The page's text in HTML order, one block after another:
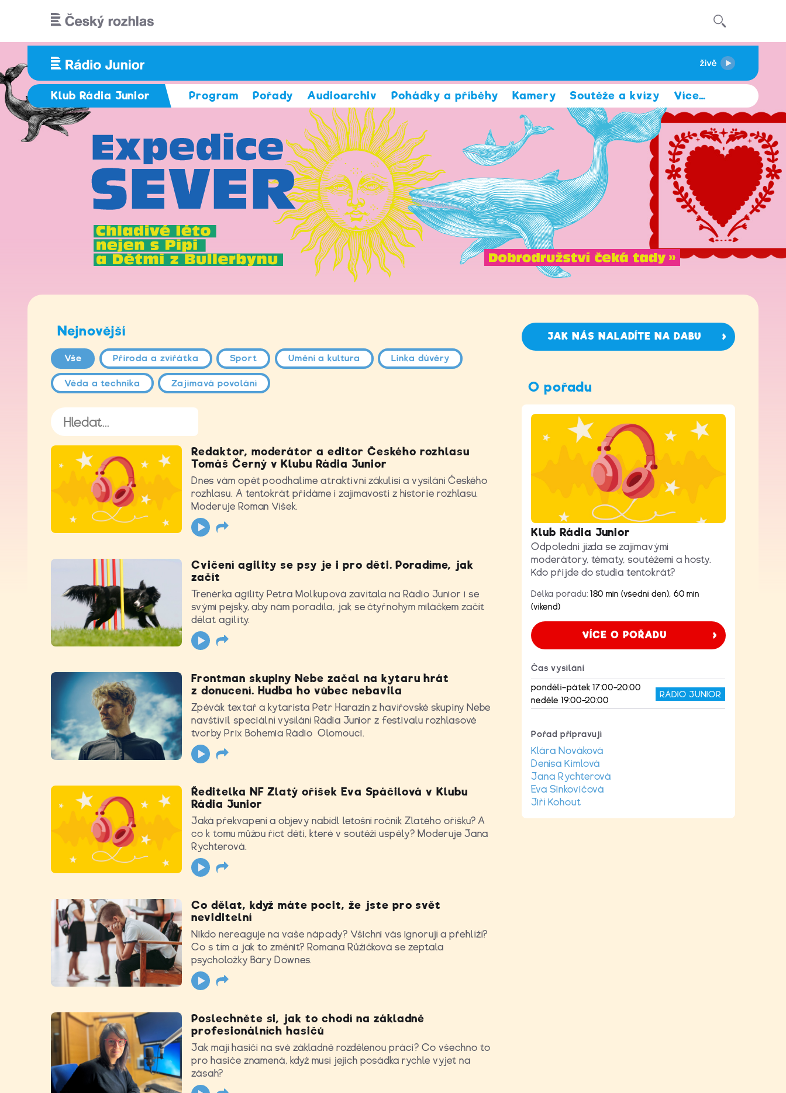
Klub Rádia Junior Program Pořady Audioarchiv Pohádky a příběhy Kamery Soutěže a kvízy Více…
Nejnovější
Vše Příroda a zvířátka Sport Umění a kultura Linka důvěry
Věda a technika Zajímavá povolání
Redaktor, moderátor a editor Českého rozhlasu
Tomáš Černý v Klubu Rádia Junior
Dnes vám opět poodhalíme atraktivní zákulisí a vysílání Českého
rozhlasu. A tentokrát přidáme i zajímavosti z historie rozhlasu.
Moderuje Roman Víšek.
Cvičení agility se psy je i pro děti. Poradíme, jak
začít
Trenérka agility Petra Molkupová zavítala na Rádio Junior i se
svými pejsky, aby nám poradila, jak se čtyřnohým miláčkem začít
dělat agility.
Frontman skupiny Nebe začal na kytaru hrát
z donucení. Hudba ho vůbec nebavila
Zpěvák textař a kytarista Petr Harazin z havířovské skupiny Nebe
navštívil speciální vysílání Rádia Junior z festivalu rozhlasové
tvorby Prix Bohemia Rádio Olomouci.
Ředitelka NF Zlatý oříšek Eva Spáčilová v Klubu
Rádia Junior
Jaká překvapení a objevy nabídl letošní ročník Zlatého oříšku? A
co k tomu můžou říct děti, které v soutěži uspěly? Moderuje Jana
Rychterová.
Co dělat, když máte pocit, že jste pro svět
neviditelní
Nikdo nereaguje na vaše nápady? Všichni vás ignorují a přehlíží?
Co s tím a jak to změnit? Romana Růžičková se zeptala
psycholožky Báry Downes.
Poslechněte si, jak to chodí na základně
profesionálních hasičů
Jak mají hasiči na své základně rozdělenou práci? Co všechno to
pro hasiče znamená, když musí jejich posádka rychle vyjet na
zásah?
JAK NÁS NALADÍTE NA DABU
O pořadu
Klub Rádia Junior
Odpolední jízda se zajímavými
moderátory, tématy, soutěžemi a hosty.
Kdo přijde do studia tentokrát?
Délka pořadu:180 min (všední den), 60 min
(víkend)
VÍCE O POŘADU
Čas vysílání
pondělí–pátek 17:00–20:00
neděle 19:00–20:00
RÁDIO JUNIOR
Pořad připravují
Klára Nováková
Denisa Kimlová
Jana Rychterová
Eva Sinkovičová
Jiří Kohout